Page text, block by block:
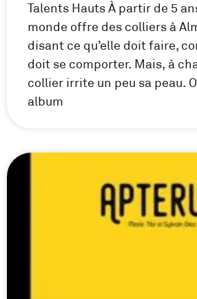
Talents Hauts À partir de 5
monde offre des colliers à
disant ce qu’elle doit faire,
doit se comporter. Mais, à
collier irrite un peu sa peau.
album